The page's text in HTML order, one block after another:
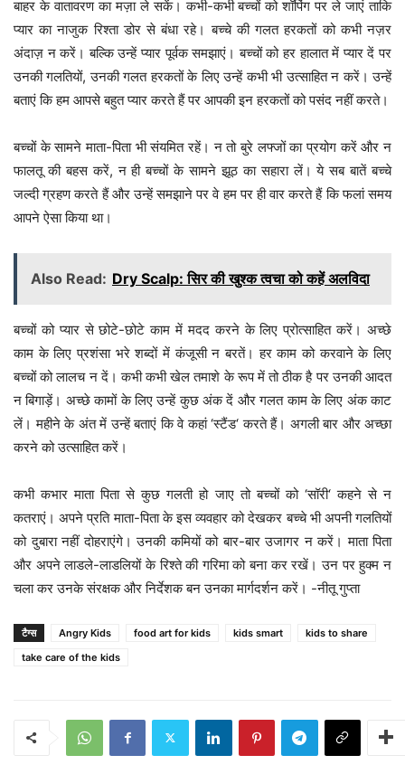
बाहर के वातावरण का मज़ा ले सकें। कभी-कभी बच्चों को शॉपिंग पर ले जाएं ताकि
प्यार का नाजुक रिश्ता डोर से बंधा रहे। बच्चे की गलत हरकतों को कभी नज़र
अंदाज़ न करें। बल्कि उन्हें प्यार पूर्वक समझाएं। बच्चों को हर हालात में प्यार दें पर
उनकी गलतियों, उनकी गलत हरकतों के लिए उन्हें कभी भी उत्साहित न करें। उन्हें
बताएं कि हम आपसे बहुत प्यार करते हैं पर आपकी इन हरकतों को पसंद नहीं करते।
बच्चों के सामने माता-पिता भी संयमित रहें। न तो बुरे लफ्जों का प्रयोग करें और न
फालतू की बहस करें, न ही बच्चों के सामने झूठ का सहारा लें। ये सब बातें बच्चे
जल्दी ग्रहण करते हैं और उन्हें समझाने पर वे हम पर ही वार करते हैं कि फलां समय
आपने ऐसा किया था।
Also Read: Dry Scalp: सिर की खुश्क त्वचा को कहें अलविदा
बच्चों को प्यार से छोटे-छोटे काम में मदद करने के लिए प्रोत्साहित करें। अच्छे
काम के लिए प्रशंसा भरे शब्दों में कंजूसी न बरतें। हर काम को करवाने के लिए
बच्चों को लालच न दें। कभी कभी खेल तमाशे के रूप में तो ठीक है पर उनकी आदत
न बिगाड़ें। अच्छे कामों के लिए उन्हें कुछ अंक दें और गलत काम के लिए अंक काट
लें। महीने के अंत में उन्हें बताएं कि वे कहां ‘स्टैंड‘ करते हैं। अगली बार और अच्छा
करने को उत्साहित करें।
कभी कभार माता पिता से कुछ गलती हो जाए तो बच्चों को ‘सॉरी‘ कहने से न
कतराएं। अपने प्रति माता-पिता के इस व्यवहार को देखकर बच्चे भी अपनी गलतियों
को दुबारा नहीं दोहराएंगे। उनकी कमियों को बार-बार उजागर न करें। माता पिता
और अपने लाडले-लाडलियों के रिश्ते की गरिमा को बना कर रखें। उन पर हुक्म न
चला कर उनके संरक्षक और निर्देशक बन उनका मार्गदर्शन करें। -नीतू गुप्ता
टैग्स Angry Kids food art for kids kids smart
kids to share
take care of the kids